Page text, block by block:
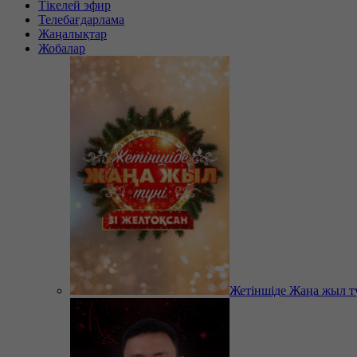
Тікелей эфир
Телебағдарлама
Жаңалықтар
Жобалар
Жетіншіде Жаңа жыл